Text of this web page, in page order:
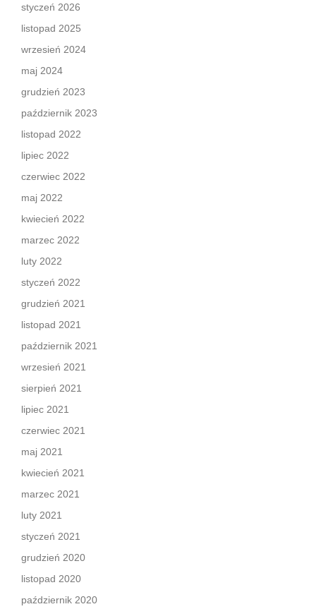
styczeń 2026
listopad 2025
wrzesień 2024
maj 2024
grudzień 2023
październik 2023
listopad 2022
lipiec 2022
czerwiec 2022
maj 2022
kwiecień 2022
marzec 2022
luty 2022
styczeń 2022
grudzień 2021
listopad 2021
październik 2021
wrzesień 2021
sierpień 2021
lipiec 2021
czerwiec 2021
maj 2021
kwiecień 2021
marzec 2021
luty 2021
styczeń 2021
grudzień 2020
listopad 2020
październik 2020